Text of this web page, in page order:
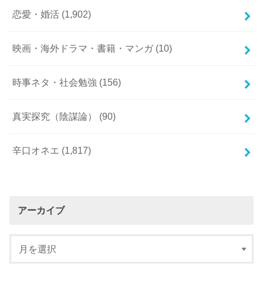
恋愛・婚活 (1,902)
映画・海外ドラマ・書籍・マンガ (10)
時事ネタ・社会勉強 (156)
真実探究（陰謀論） (90)
辛口オネエ (1,817)
アーカイブ